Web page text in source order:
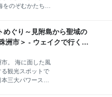
のひとつかと思
、合格すると4
。記事内広告、
をのぞむかたちで
田ポケットパー
と思います。 ア
遺産「能登の里
感じ？ おすすめ
祉の郷なごみ 周
番らーめん まと
めぐり～見附島から聖域の
洲市＞ - ウェイクで行く車
。 海に面した風
観光スポットで
三大パワースポ